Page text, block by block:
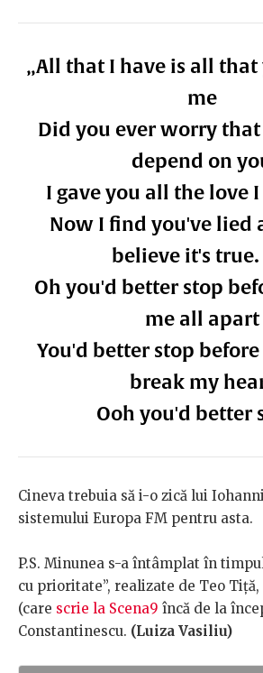
„All that I have is all that
me
Did you ever worry
depend on
I gave you all the love
Now I find you've lied
believe it's true.
Oh you'd better stop
me all apart
You'd better stop
break my
Ooh you'd better
Cineva trebuia să i-o zică lui
sistemului Europa FM pentru asta.
P.S. Minunea s-a întâmplat în
cu prioritate”, realizate de Teo
(care scrie la Scena9 încă de la
Constantinescu. (Luiza Vasiliu)